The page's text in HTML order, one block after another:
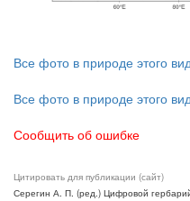
Все фото в природе этого
Все фото в природе этого
Сообщить об ошибке
Цитировать для публикации (сайт)
Серегин А. П. (ред.) Цифровой